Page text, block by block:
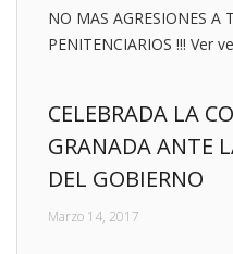
NO MAS AGRESIONES A
PENITENCIARIOS !!! Ver
CELEBRADA LA
GRANADA ANTE
DEL GOBIERNO
Marzo 14, 2017